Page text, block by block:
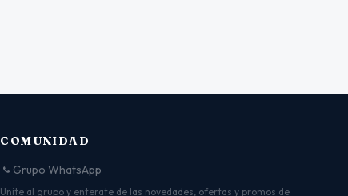
COMUNIDAD
Grupo WhatsApp
Unite al grupo y enterate de las novedades, ofertas y promos de